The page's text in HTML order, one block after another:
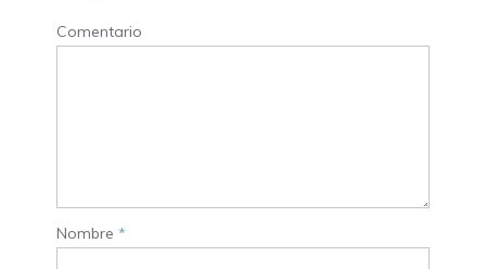
Comentario
Nombre *